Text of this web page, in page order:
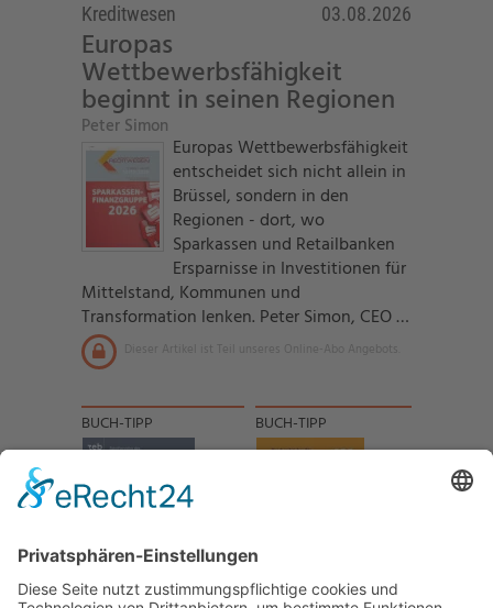
Kreditwesen 03.08.2026
Europas
Wettbewerbsfähigkeit
beginnt in seinen Regionen
Peter Simon
Europas Wettbewerbsfähigkeit
entscheidet sich nicht allein in
Brüssel, sondern in den
Regionen - dort, wo
Sparkassen und Retailbanken
Ersparnisse in Investitionen für
Mittelstand, Kommunen und
Transformation lenken. Peter Simon, CEO …
Dieser Artikel ist Teil unseres Online-Abo Angebots.
BUCH-TIPP BUCH-TIPP